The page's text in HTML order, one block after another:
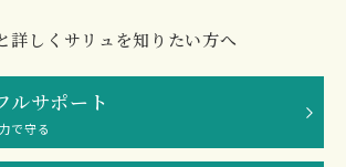
詳しくサリュを知りたい方へ
ルサポート
で守る